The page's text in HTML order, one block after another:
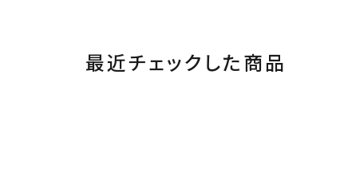
最近チェックした商品